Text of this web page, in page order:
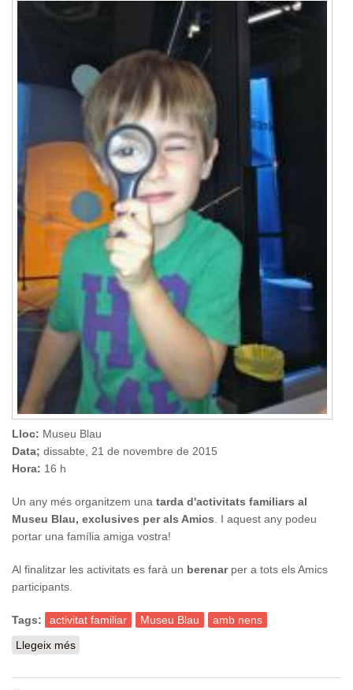
Lloc: Museu Blau
Data; dissabte,
21 de novembre de 2015
Hora: 16 h
Un any més organitzem una tarda d'activitats familiars al
Museu Blau, exclusives per als Amics . I aquest any podeu
portar una família amiga vostra!
Al finalitzar les activitats es farà un berenar per a tots els Amics
participants.
Tags: activitat familiar Museu Blau
amb nens
Llegeix més